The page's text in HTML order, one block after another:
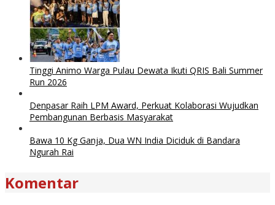
Tinggi Animo Warga Pulau Dewata Ikuti QRIS Bali Summer
Run 2026
Denpasar Raih LPM Award, Perkuat Kolaborasi Wujudkan
Pembangunan Berbasis Masyarakat
Bawa 10 Kg Ganja, Dua WN India Diciduk di Bandara
Ngurah Rai
Komentar